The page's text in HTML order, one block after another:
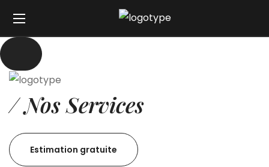
/ Nos Services
Estimation gratuite